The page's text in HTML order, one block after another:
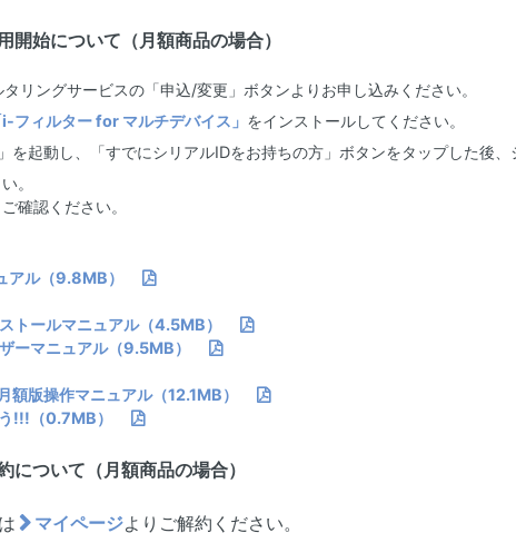
始について（月額商品の場合）
リングサービスの「申込/変更」ボタンよりお申し込みください。
フィルター for マルチデバイス」 をインストールしてください。
を起動し、「すでにシリアルIDをお持ちの方」ボタンをタップした後、
。
確認ください。
アル（9.8MB）
トールマニュアル（4.5MB）
ーマニュアル（9.5MB）
版操作マニュアル（12.1MB）
!!!（0.7MB）
ついて（月額商品の場合）
マイページよりご解約ください。